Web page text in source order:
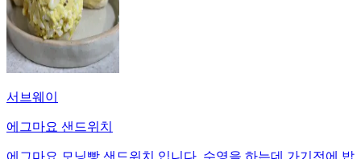
서브웨이
에그마요 샌드위치
에그마요 모닝빵 샌드위치 입니다. 수영을 하는데 가기전에 밥